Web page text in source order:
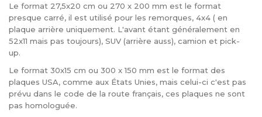
Le format 27,5x20 cm ou 270 x 200 mm est le format
presque carré, il est utilisé pour les remorques, 4x4 ( en
plaque arrière uniquement. L'avant étant généralement en
52x11 mais pas toujours), SUV (arrière auss), camion et pick-
up.
Le format 30x15 cm ou 300 x 150 mm est le format des
plaques USA, comme aux États Unies, mais celui-ci c'est pas
prévu dans le code de la route français, ces plaques ne sont
pas homologuée.